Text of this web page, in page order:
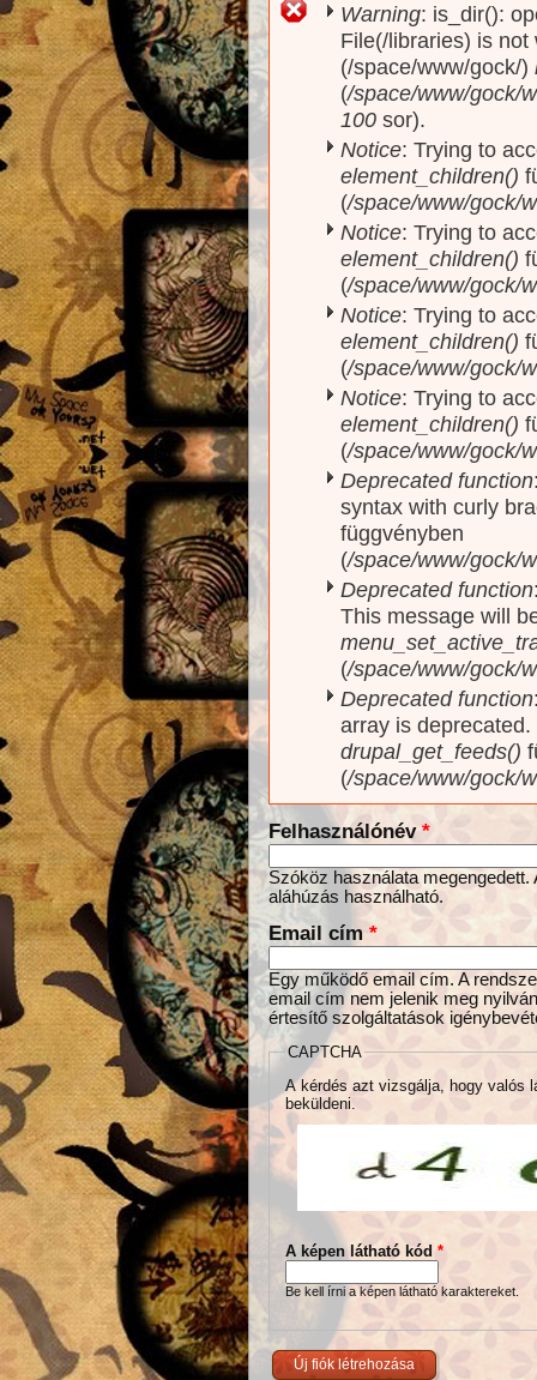
Hibaüzenet
Warning: is_dir():
File(/libraries) is
(/space/www/gock/)
(/space/www/gock/
100 sor).
Notice: Trying to
element_children()
(/space/www/gock/
Notice: Trying to
element_children()
(/space/www/gock/
Notice: Trying to
element_children()
(/space/www/gock/
Notice: Trying to
element_children()
(/space/www/gock/
Deprecated function
syntax with curly
függvényben
(/space/www/gock/
Deprecated function
This message will
(/space/www/gock/
Deprecated function
array is
drupal_get_feeds()
(/space/www/gock/
Felhasználónév *
Szóköz használata
aláhúzás használható.
Email cím *
Egy működő email cím. A
email cím nem jelenik meg
értesítő szolgáltatások
CAPTCHA
A kérdés azt vizsgálja, hogy valós
beküldeni.
A képen látható kód *
Be kell írni a képen látható karaktereket.